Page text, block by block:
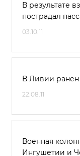
В результате
пострадал
03.10.11
В Ливии ранен
22.08.11
Военная
Ингушетии и